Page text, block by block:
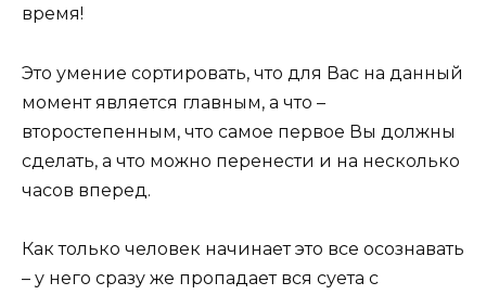
время!
Это умение сортировать, что для Вас на данный
момент является главным, а что –
второстепенным, что самое первое Вы должны
сделать, а что можно перенести и на несколько
часов вперед.
Как только человек начинает это все осознавать
– у него сразу же пропадает вся суета с